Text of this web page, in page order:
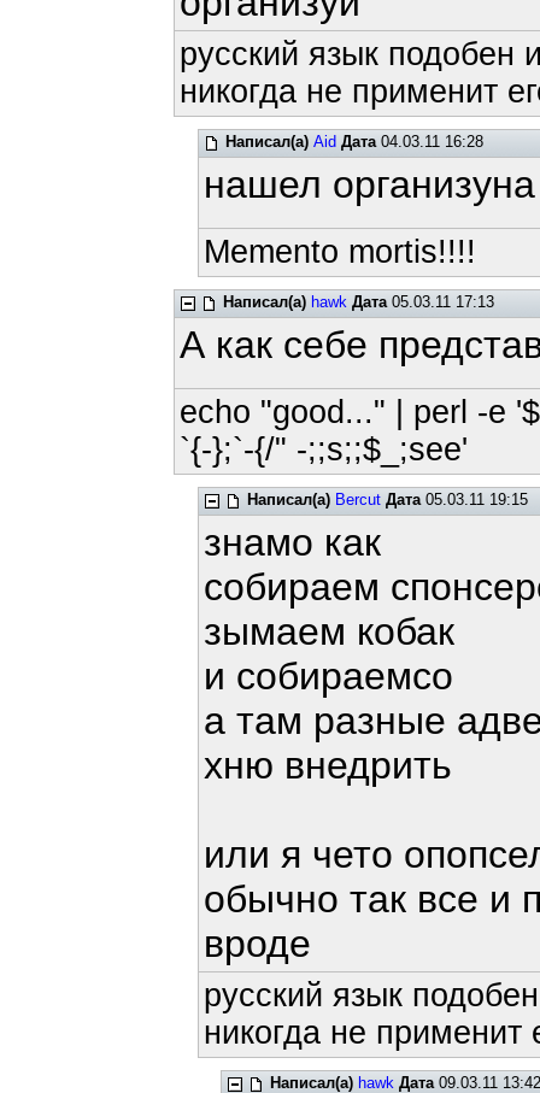
русский язык подобен
никогда не применит
Написал(а) Aid Дата04.03.11 16:28
нашел
Memento mortis!!!!
Написал(а) hawk Дата05.03.11 17:13
А как себе
echo "good..." | perl -e
`{-};`-{/" -;;s;;$_;see'
Написал(а) Bercut Дата05.03.11 19:15
знамо как
собираем
зымаем кобак
и собираемсо
а там разные
хню внедрить
или я чето
обычно так все и
вроде
русский язык
никогда не применит
Написал(а) hawk Дата09.03.11 13:42